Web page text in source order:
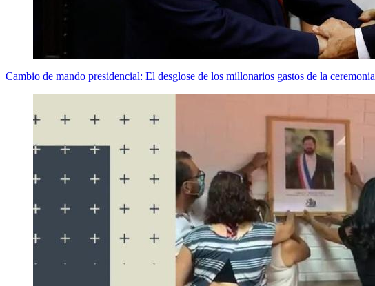
Cambio de mando presidencial: El desglose de los millonarios gastos de la ceremonia